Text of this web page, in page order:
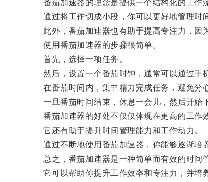
番茄加速器的理念是提供一个结构化的工作
通过将工作切成小段，你可以更好地管理时间
此外，番茄加速器也有助于提高专注力，因
使用番茄加速器的步骤很简单。
首先，选择一项任务。
然后，设置一个番茄时钟，通常可以通过手机
在番茄时间内，集中精力完成任务，避免分心
一旦番茄时间结束，休息一会儿，然后开始下
番茄加速器的好处不仅仅体现在更高的工作效
它还有助于提升时间管理能力和工作动力。
通过不断地使用番茄加速器，你能够逐渐培
总之，番茄加速器是一种简单而有效的时间管
它可以帮助你提升工作效率和专注力，并培养